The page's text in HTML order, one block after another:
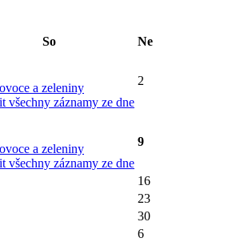
So Ne
a zeleniny
všechny záznamy ze dne
2
a zeleniny
všechny záznamy ze dne
9
16
23
30
6